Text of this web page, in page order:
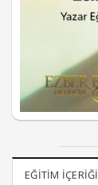
EĞITIM İÇERIĞI